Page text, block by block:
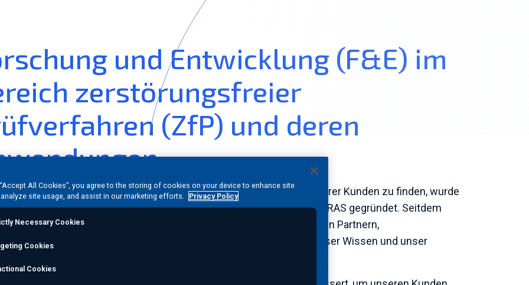
und Entwicklung (F&E) im
zerstörungsfreier
(ZfP) und deren
von dem Bedürfnis, innovative Lösungen für die Probleme unserer Kunden zu finden, wurde
Forschungs-, Vertrags- und Anwendungsgruppe(RC&A) von MISTRAS gegründet. Seitdem
unsereForschungs- und Entwicklungsteams
) eng mit unseren Partnern,
Universitäten und Regierungen zusammen, um unser Wissen und unser
All Cookies”, you agree to the storing of cookies on your device to enhance site
site usage, and assist in our marketing efforts.
Privacy Policy
Necessary Cookies
Cookies
Cookies